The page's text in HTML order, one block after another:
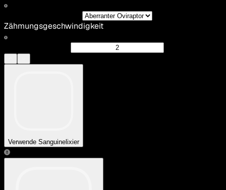
Zähmungsgeschwindigkeit
Verwende Sanguinelixier